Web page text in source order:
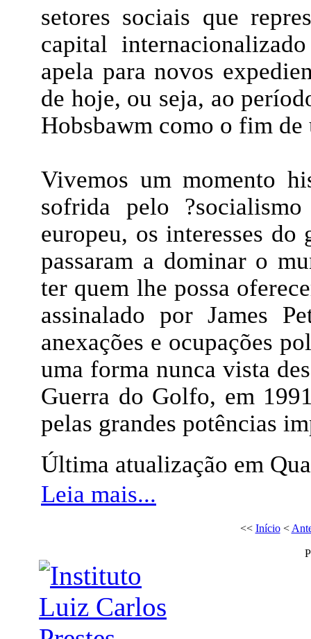
setores sociais que
capital
apela para novos
de hoje, ou seja, ao
Hobsbawm como o fim
Vivemos um momento
sofrida pelo
europeu, os interesses
passaram a dominar o
ter quem lhe possa
assinalado por James
anexações e ocupações
uma forma nunca vista
Guerra do Golfo, em
pelas grandes potências
Última atualização em
Leia mais...
<< Início<